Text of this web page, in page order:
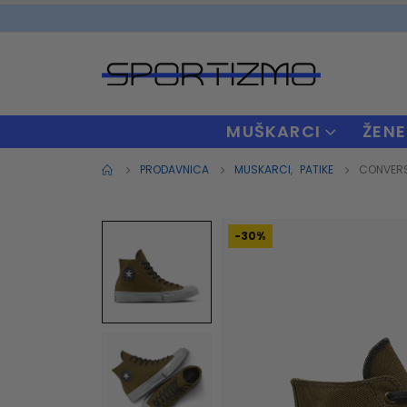
MUŠKARCI ŽENE
PRODAVNICA MUSKARCI, PATIKE
-30%